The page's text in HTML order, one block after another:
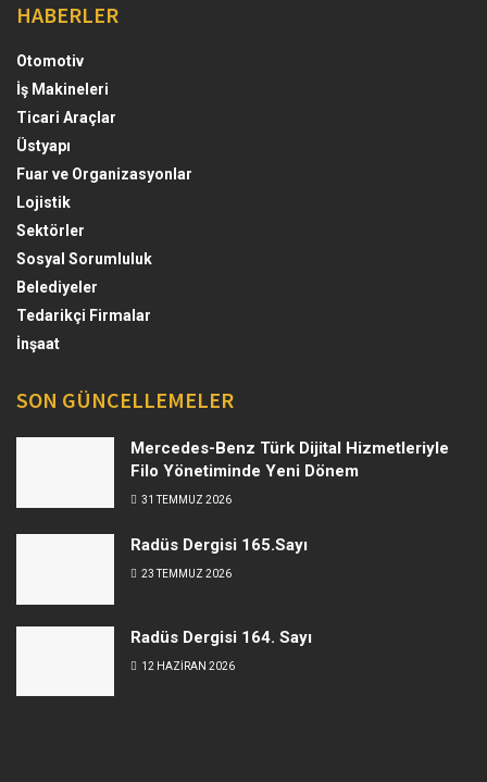
HABERLER
Otomotiv
İş Makineleri
Ticari Araçlar
Üstyapı
Fuar ve Organizasyonlar
Lojistik
Sektörler
Sosyal Sorumluluk
Belediyeler
Tedarikçi Firmalar
İnşaat
SON GÜNCELLEMELER
Mercedes-Benz Türk Dijital Hizmetleriyle
Filo Yönetiminde Yeni Dönem
31 TEMMUZ 2026
Radüs Dergisi 165.Sayı
23 TEMMUZ 2026
Radüs Dergisi 164. Sayı
12 HAZIRAN 2026